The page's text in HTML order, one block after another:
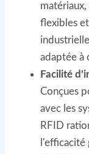
flexibles
adaptée à
Facilité
Conçues
avec les
RFID